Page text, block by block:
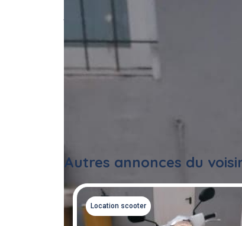
#scooter
Autres annonces du
Location scooter